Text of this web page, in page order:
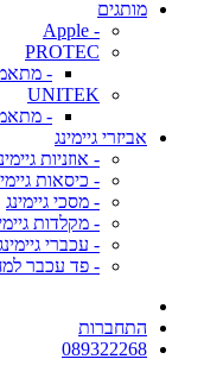
מותגים
- Apple
PROTEC
-
UNITEK
-
אביזרי גיימינג
- אוזניות
- כיסאות
- מסכי גיימינג
- מקלדות
- עכברי
- פד עכבר
התחברות
089322268